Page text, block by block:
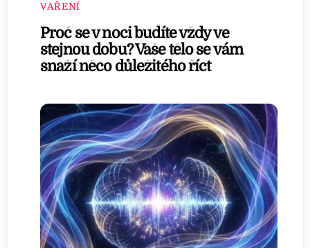
VAŘENÍ
Proč se v noci budíte vždy ve
stejnou dobu? Vaše tělo se vám
snaží něco důležitého říct